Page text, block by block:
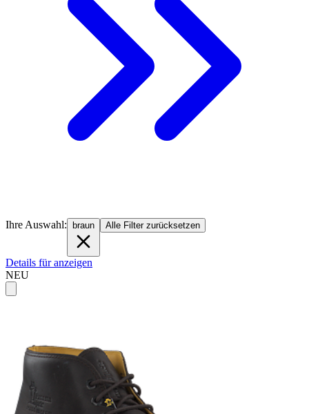
Ihre Auswahl: braun Alle Filter zurücksetzen
Details für anzeigen
NEU